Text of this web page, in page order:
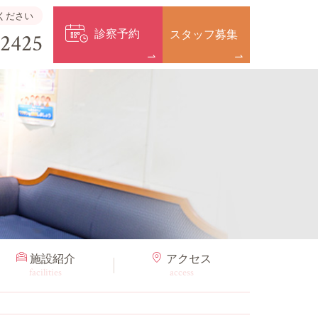
ださい
診察予約 スタッフ募集
施設紹介
facilities
アクセス
access